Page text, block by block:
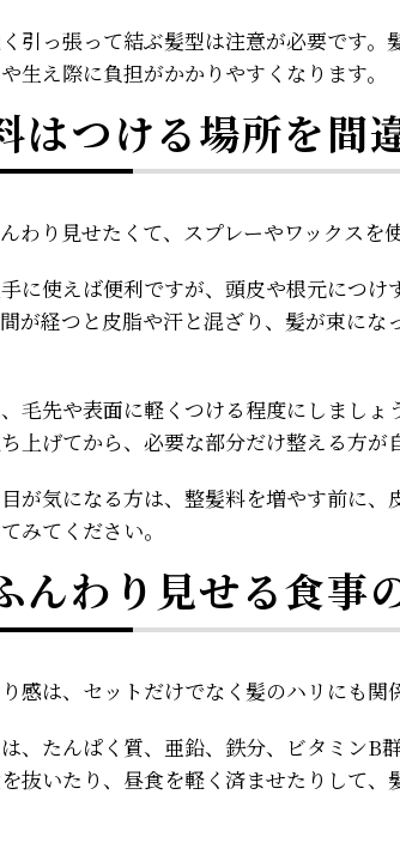
引っ張って結ぶ髪型は注意が必要です。
生え際に負担がかかりやすくなります。
はつける場所を間
わり見せたくて、スプレーやワックスを
に使えば便利ですが、頭皮や根元につけ
が経つと皮脂や汗と混ざり、髪が束にな
毛先や表面に軽くつける程度にしましょ
上げてから、必要な部分だけ整える方が
が気になる方は、整髪料を増やす前に、
みてください。
んわり見せる食事
感は、セットだけでなく髪のハリにも関
、たんぱく質、亜鉛、鉄分、ビタミンB
抜いたり、昼食を軽く済ませたりして、